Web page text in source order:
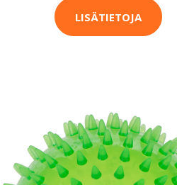
LISÄTIETOJA